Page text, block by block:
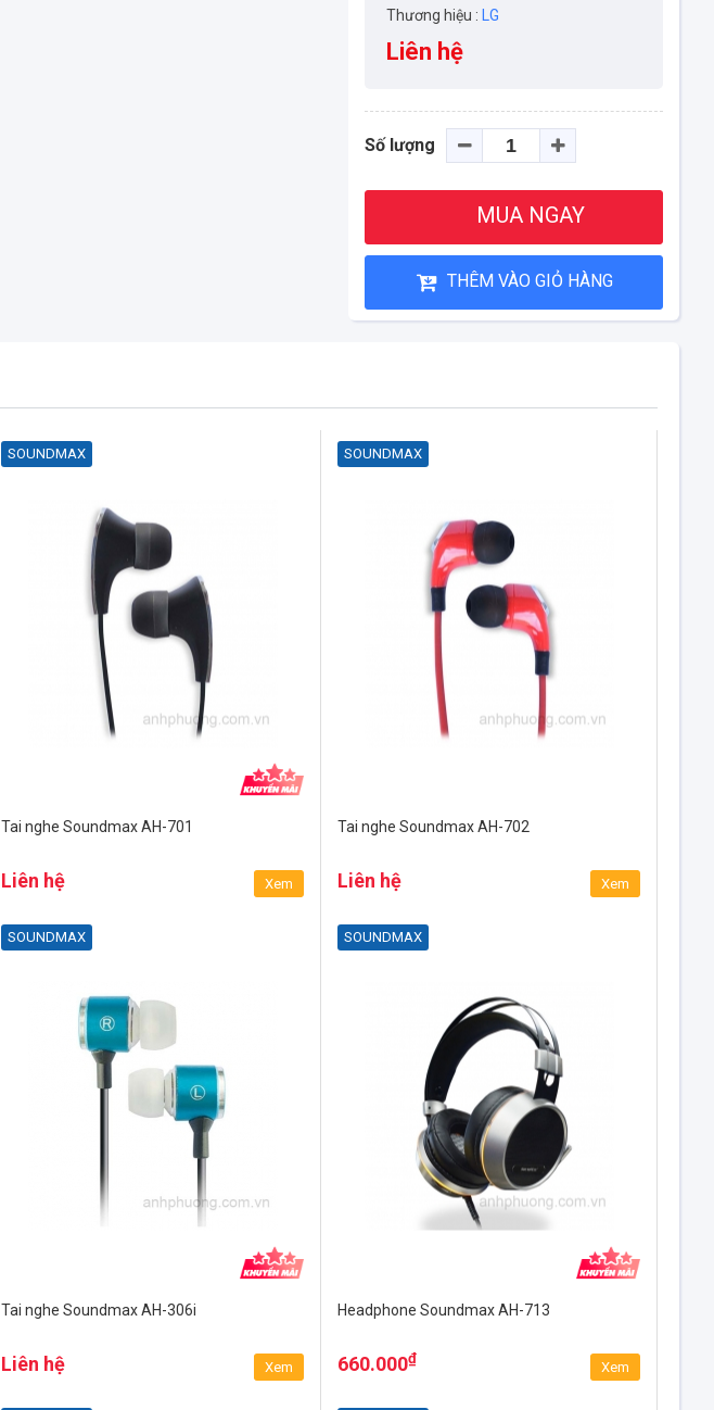
Thương hiệu :
LG
Liên hệ
Số lượng
MUA NGAY
THÊM VÀO GIỎ HÀNG
SOUNDMAX
Tai nghe Soundmax AH-701
Liên hệ Xem
SOUNDMAX
Tai nghe Soundmax AH-702
Liên hệ Xem
SOUNDMAX
Tai nghe Soundmax AH-306i
Liên hệ Xem
SOUNDMAX
Headphone Soundmax AH-713
660.000₫
Xem